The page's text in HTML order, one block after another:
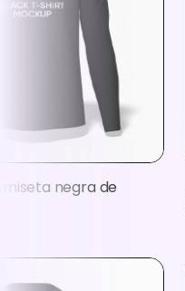
negra de